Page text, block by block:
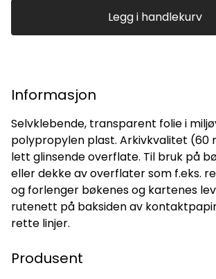
Legg i handlekurv
Informasjon
Selvklebende, transparent folie i
polypropylen plast. Arkivkvalitet (60
lett glinsende overflate. Til bruk på
eller dekke av overflater som f.eks.
og forlenger bøkenes og kartenes
rutenett på baksiden av
rette linjer.
Produsent